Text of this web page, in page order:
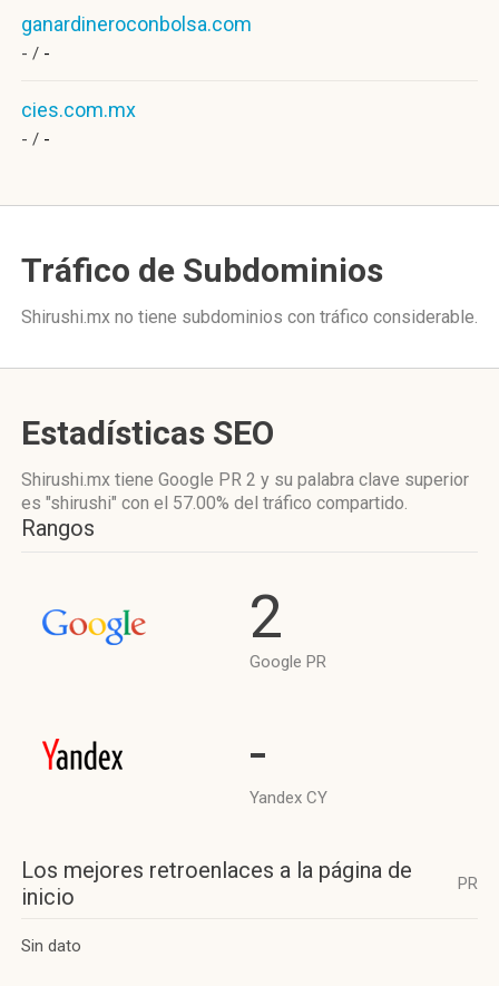
ganardineroconbolsa.com
- / -
cies.com.mx
- / -
Tráfico de Subdominios
Shirushi.mx no tiene subdominios con tráfico considerable.
Estadísticas SEO
Shirushi.mx tiene Google PR 2 y su palabra clave superior
es "shirushi" con el 57.00% del tráfico compartido.
Rangos
2
Google PR
-
Yandex CY
Los mejores retroenlaces a la página de
inicio
PR
Sin dato